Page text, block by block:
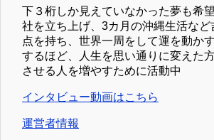
下３桁しか見えていなかった夢も希
社を立ち上げ、3カ月の沖縄生活な
点を持ち、世界一周をして運を動か
するほど、人生を思い通りに変えた
させる人を増やすために活動中
インタビュー動画はこちら
運営者情報